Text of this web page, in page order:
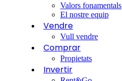
Valors fonamentals
El nostre equip
Vendre
Vull vendre
Comprar
Propietats
Invertir